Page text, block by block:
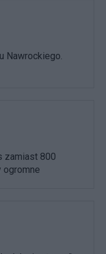
Nawrockiego.
zamiast 800
ogromne